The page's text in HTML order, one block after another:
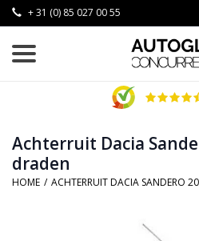
+ 31 (0) 85 027 00 55
Achterruit Dacia
draden
HOME / ACHTERRUIT DACIA SANDERO